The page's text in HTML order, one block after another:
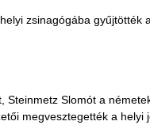
zsinagógába
Steinmetz Slomót a
megvesztegették a